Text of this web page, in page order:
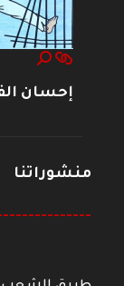
إحسان
منشوراتنا